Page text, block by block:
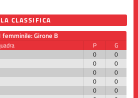
LA CLASSIFICA
femminile: Girone B
P
G
0
0
0
0
0
0
0
0
0
0